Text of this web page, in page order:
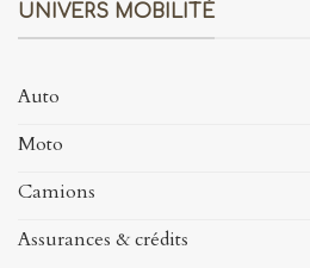
UNIVERS MOBILITÉ
Auto
Moto
Camions
Assurances & crédits